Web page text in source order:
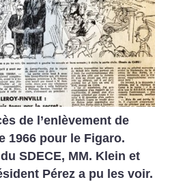
de l’enlèvement de
1966 pour le Figaro.
SDECE, MM. Klein et
Pérez a pu les voir.